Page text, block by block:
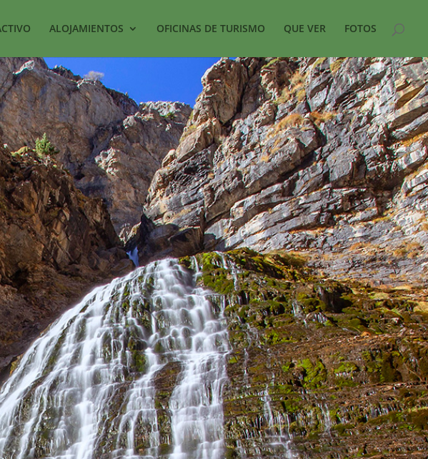
ALOJAMIENTOS OFICINAS DE TURISMO QUE VER FOTOS